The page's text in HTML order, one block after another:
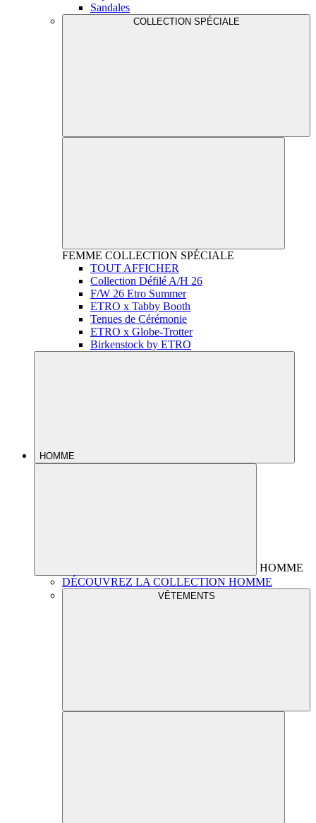
Sandales
COLLECTION SPÉCIALE
FEMME COLLECTION SPÉCIALE
TOUT AFFICHER
Collection Défilé A/H 26
F/W 26 Etro Summer
ETRO x Tabby Booth
Tenues de Cérémonie
ETRO x Globe-Trotter
Birkenstock by ETRO
HOMME
HOMME
DÉCOUVREZ LA COLLECTION HOMME
VÊTEMENTS